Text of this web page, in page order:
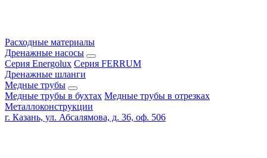
Расходные материалы
Дренажные насосы
Серия Energolux Серия FERRUM
Дренажные шланги
Медные трубы
Медные трубы в бухтах Медные трубы в отрезках
Металлоконструкции
г. Казань, ул. Абсалямова, д. 36, оф. 506